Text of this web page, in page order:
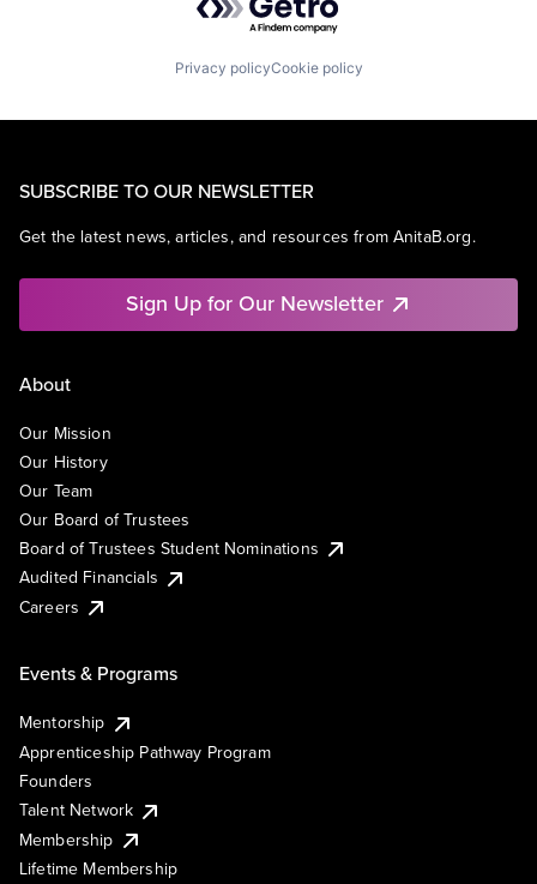
Privacy policyCookie policy
SUBSCRIBE TO OUR NEWSLETTER
Get the latest news, articles, and resources from AnitaB.org.
Sign Up for Our Newsletter
About
Our Mission
Our History
Our Team
Our Board of Trustees
Board of Trustees Student Nominations
Audited Financials
Careers
Events & Programs
Mentorship
Apprenticeship Pathway Program
Founders
Talent Network
Membership
Lifetime Membership